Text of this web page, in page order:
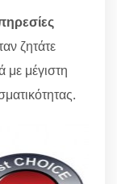
ζητάτε
με μέγιστη